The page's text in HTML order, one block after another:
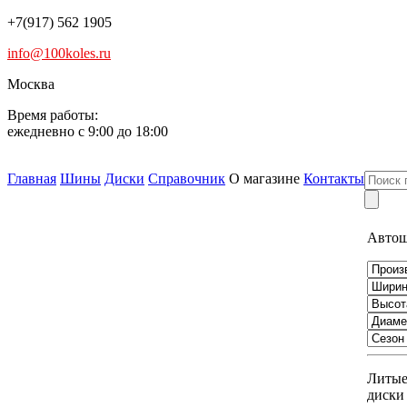
+7(917) 562 1905
info@100koles.ru
Москва
Время работы:
ежедневно с 9:00 до 18:00
Главная Шины Диски Справочник О магазине Контакты
Литые
диски